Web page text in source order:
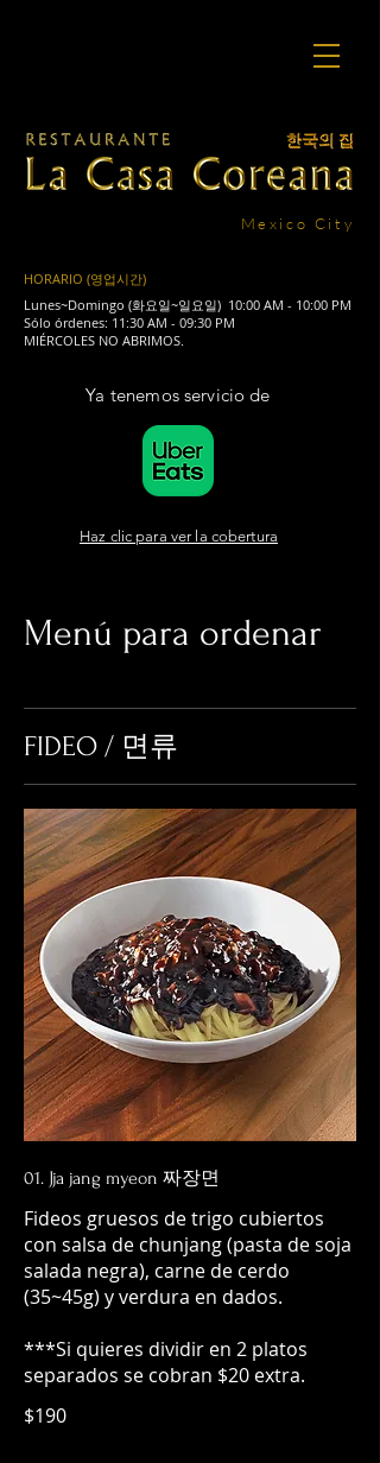
Mexico City
HORARIO (영업시간)
Lunes~Domingo (화요일~일요일) ​10:00 AM - 10:00 PM
Sólo órdenes: 11:30 AM - 09:30 PM
MIÉRCOLES NO ABRIMOS.
Ya tenemos servicio de
Haz clic para ver la cobertura
Menú para ordenar
FIDEO / 면류
01. Jja jang myeon 짜장면
Fideos gruesos de trigo cubiertos
con salsa de chunjang​ (pasta de soja
salada negra), carne de cerdo
(35~45g) y verdura en dados.
***Si quieres dividir en 2 platos
separados se cobran $20 extra.
$190